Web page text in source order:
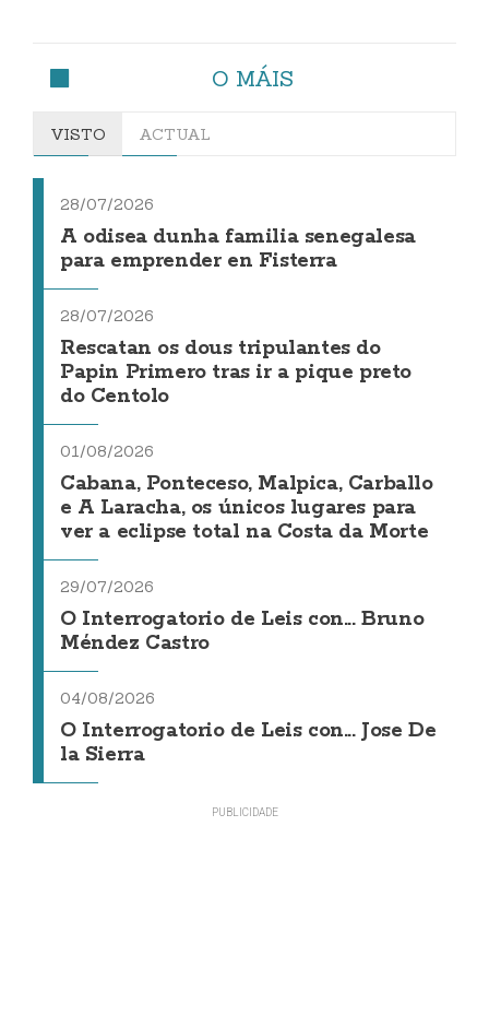
O MÁIS
VISTO ACTUAL
28/07/2026
A odisea dunha familia senegalesa
para emprender en Fisterra
28/07/2026
Rescatan os dous tripulantes do
Papin Primero tras ir a pique preto
do Centolo
01/08/2026
Cabana, Ponteceso, Malpica, Carballo
e A Laracha, os únicos lugares para
ver a eclipse total na Costa da Morte
29/07/2026
O Interrogatorio de Leis con... Bruno
Méndez Castro
04/08/2026
O Interrogatorio de Leis con... Jose De
la Sierra